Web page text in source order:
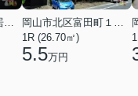
岡山市北区津島福居１丁目
岡山市北区富田町１丁目
1R (26.70㎡)
5.5万円